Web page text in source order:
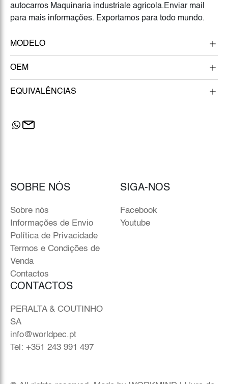
autocarros Maquinaria industriale agricola.Enviar mail
para mais informações. Exportamos para todo mundo.
MODELO
OEM
EQUIVALÊNCIAS
SOBRE NÓS
Sobre nós
Informações de Envio
Política de Privacidade
Termos e Condições de
Venda
Contactos
SIGA-NOS
Facebook
Youtube
CONTACTOS
PERALTA & COUTINHO
SA
info@worldpec.pt
Tel: +351 243 991 497